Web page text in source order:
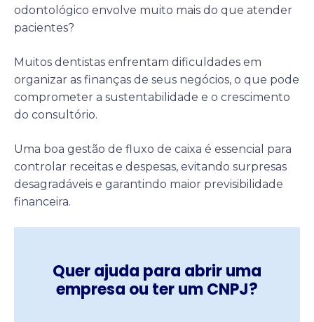
odontológico envolve muito mais do que atender
pacientes?
Muitos dentistas enfrentam dificuldades em
organizar as finanças de seus negócios, o que pode
comprometer a sustentabilidade e o crescimento
do consultório.
Uma boa gestão de fluxo de caixa é essencial para
controlar receitas e despesas, evitando surpresas
desagradáveis e garantindo maior previsibilidade
financeira.
Quer ajuda para abrir uma
empresa ou ter um CNPJ?